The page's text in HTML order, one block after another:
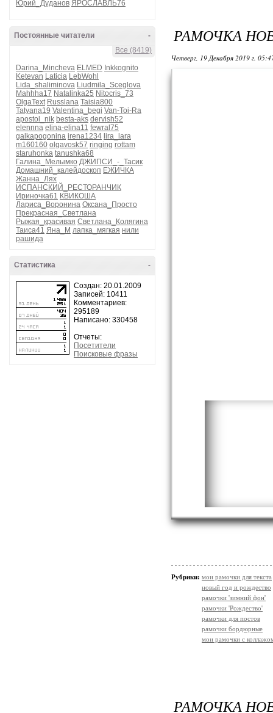
Юрий_Дуданов ЯРОСЛАВЛЬ76
-
Постоянные читатели
Все (8419)
Darina_Mincheva ELMED Inkkognito
Ketevan Laticia LebWohl
Lida_shaliminova Liudmila_Sceglova
Mahhha17 Natalinka25 Nitocris_73
OlgaText Russlana Taisia800
Tatyana19 Valentina_begi Van-Toi-Ra
apostol_nik besta-aks dervish52
elennna elina-elina11 fewral75
galkapogonina irena1234 lira_lara
m160160 olgavosk57 ringing rottam
staruhonka tanushka68
Галина_Мелымко ДЖИПСИ_-_Тасик
Домашний_калейдоскоп ЕЖИЧКА
Жанна_Лях
ИСПАНСКИЙ_РЕСТОРАНЧИК
Ириночка61 КВИКОША
Лариса_Воронина Оксана_Просто
Прекрасная_Светлана
Рыжая_красивая Светлана_Колягина
Таиса41 Яна_М лапка_мягкая нили
рашида
-
Статистика
Создан: 20.01.2009
Записей: 10411
Комментариев:
295189
Написано: 330458
Отчеты:
Посетители
Поисковые фразы
РАМОЧКА
Четверг, 19 Декабря 2019 г.
Рубрики: мои рамочки для текста
новый год и рождество
рамочки 'зимний фон'
рамочки 'Рождество'
рамочки для постов
рамочки бордюрные
мои рамочки с
РАМОЧКА